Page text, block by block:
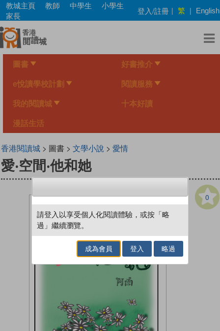
Skip
main
content
教城主頁 教師 中學生
小學生
家長
登入/註冊 | 繁 | English
圖書 好書推介
e悅讀學校計劃 閱讀服務
我的閱讀城 十本好讀
漫話生活
香港閱讀城> 圖書 > 文學小說 > 愛情
愛‧空間‧他和她
0
請登入以享受個人化閱讀體驗，或按「略
過」繼續瀏覽。
成為會員 登入 略過